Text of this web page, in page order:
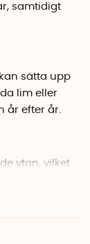
samtidigt
sätta upp
lim eller
år efter år.
ytan, vilket